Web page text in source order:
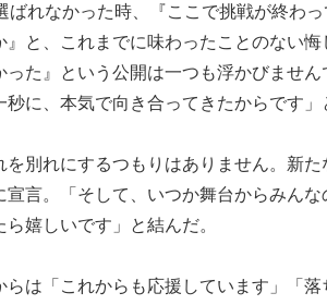
ばれなかった時、『ここで挑戦が終わ
』と、これまでに味わったことのない
った』という公開は一つも浮かびませ
に、本気で向き合ってきたからです」
を別れにするつもりはありません。新
宣言。「そして、いつか舞台からみん
嬉しいです」と結んだ。
らは「これからも応援しています」「